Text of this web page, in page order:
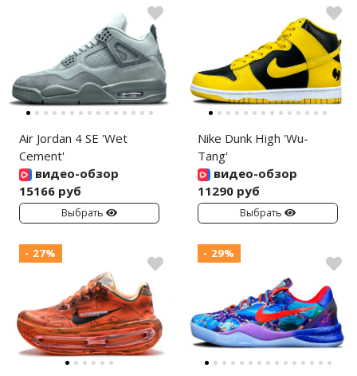
Air Jordan 4 SE 'Wet
Cement'
видео-обзор
15166 руб
Выбрать
Nike Dunk High 'Wu-
Tang'
видео-обзор
11290 руб
Выбрать
- 27% - 29%